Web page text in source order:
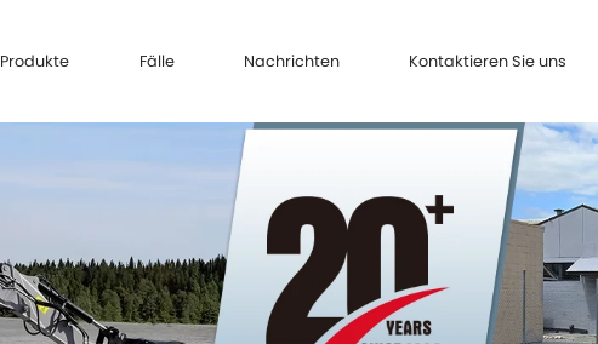
Produkte Fälle Nachrichten Kontaktieren Sie uns